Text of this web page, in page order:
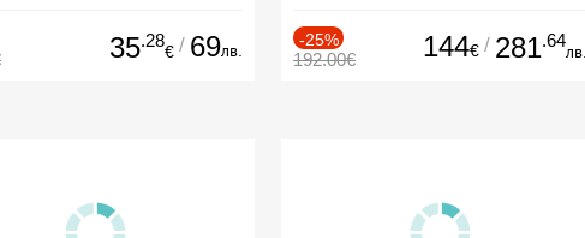
35.28
€ / 69лв.
-25%
192.00€ 144€ / 281.64
лв.